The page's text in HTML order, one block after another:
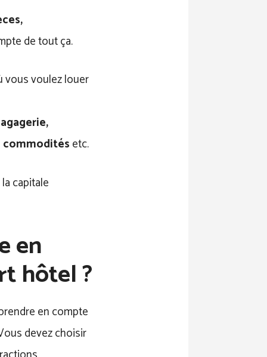
de tout ça.
vous voulez louer
commoditésetc.
capitale
en
hôtel ?
en compte
devez choisir